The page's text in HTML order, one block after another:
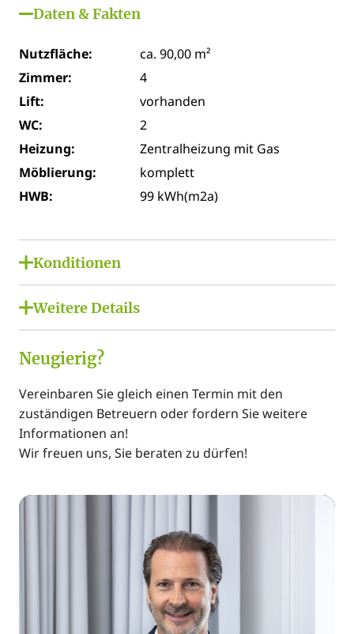
Daten & Fakten
Nutzfläche:
ca. 90,00 m²
Zimmer:
4
Lift:
vorhanden
WC:
2
Heizung:
Zentralheizung mit Gas
Möblierung:
komplett
HWB:
99 kWh(m2a)
Konditionen
Miete brutto:
Betriebskosten
netto:
Nebenkosten
gesamt netto:
€ 250,00
Sonstiges:
USt.
€ 50,00
Betriebskosten
€ 300,00
€ 300,00
€ 5.000,00
Weitere Details
Individuell
Lage:
Stadtzentrum
Bauweise / Nutzung:
Denkmalgeschützt, Altbau, Nicht barrierefrei
DV Verkabelung, Möbliert, Öffenbare Fenster,
Öffentliche Anbindung:
Neugierig?
Vereinbaren Sie gleich einen Termin mit den
zuständigen Betreuern oder fordern Sie weitere
Informationen an!
Wir freuen uns, Sie beraten zu dürfen!